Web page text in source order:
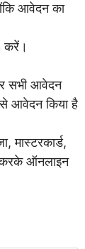
आवेदन का
करें।
सभी आवेदन
आवेदन किया है
मास्टरकार्ड,
करके ऑनलाइन